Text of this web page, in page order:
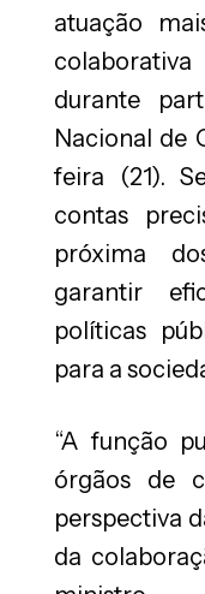
atuação
durante
Nacional de
feira (21).
contas
próxima
garantir
políticas
para a
“A função
órgãos de
perspectiva
da